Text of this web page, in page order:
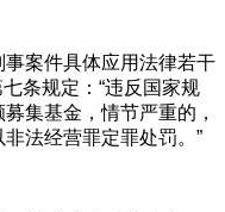
事案件具体应用法律若干
条规定：“违反国家规
集基金，情节严重的，
法经营罪定罪处罚。”